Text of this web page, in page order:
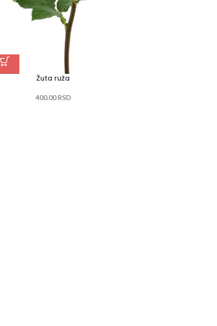
Žuta ruža
400.00RSD